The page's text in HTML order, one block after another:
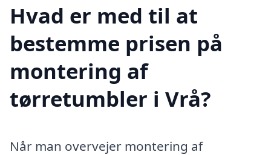
Hvad er med til at
bestemme prisen på
montering af
tørretumbler i Vrå?
Når man overvejer montering af